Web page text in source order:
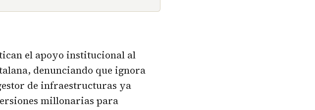
el apoyo institucional al
denunciando que ignora
de infraestructuras ya
millonarias para